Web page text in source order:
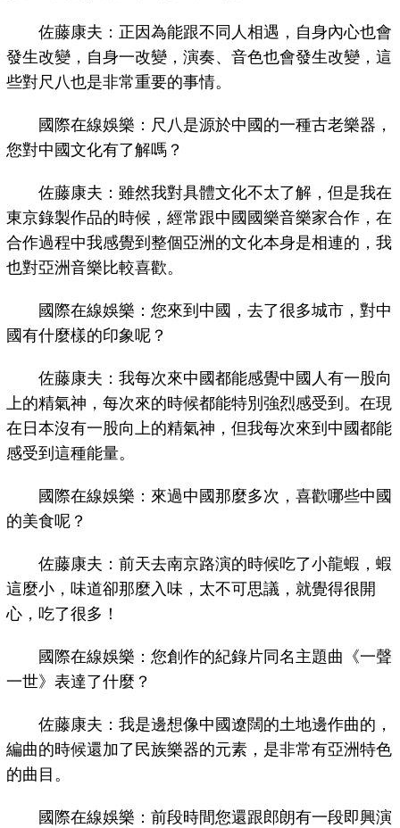
佐藤康夫：正因為能跟不同人相遇，自身內心也會
發生改變，自身一改變，演奏、音色也會發生改變，這
些對尺八也是非常重要的事情。
國際在線娛樂：尺八是源於中國的一種古老樂器，
您對中國文化有了解嗎？
佐藤康夫：雖然我對具體文化不太了解，但是我在
東京錄製作品的時候，經常跟中國國樂音樂家合作，在
合作過程中我感覺到整個亞洲的文化本身是相連的，我
也對亞洲音樂比較喜歡。
國際在線娛樂：您來到中國，去了很多城市，對中
國有什麼樣的印象呢？
佐藤康夫：我每次來中國都能感覺中國人有一股向
上的精氣神，每次來的時候都能特別強烈感受到。在現
在日本沒有一股向上的精氣神，但我每次來到中國都能
感受到這種能量。
國際在線娛樂：來過中國那麼多次，喜歡哪些中國
的美食呢？
佐藤康夫：前天去南京路演的時候吃了小龍蝦，蝦
這麼小，味道卻那麼入味，太不可思議，就覺得很開
心，吃了很多！
國際在線娛樂：您創作的紀錄片同名主題曲《一聲
一世》表達了什麼？
佐藤康夫：我是邊想像中國遼闊的土地邊作曲的，
編曲的時候還加了民族樂器的元素，是非常有亞洲特色
的曲目。
國際在線娛樂：前段時間您還跟郎朗有一段即興演